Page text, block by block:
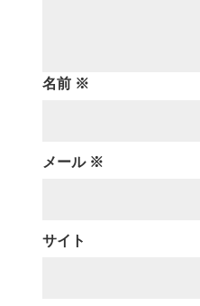
名前 ※
メール ※
サイト